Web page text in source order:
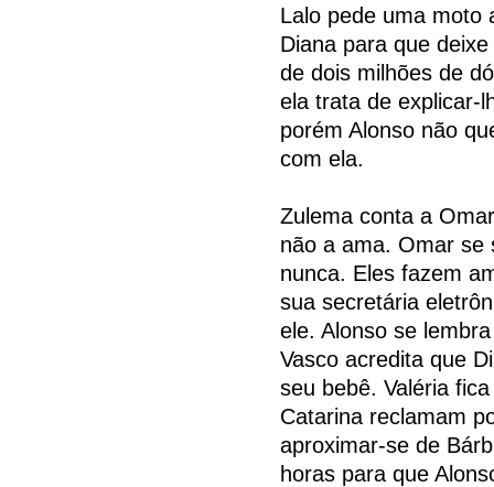
Lalo pede uma moto
Diana para que
de dois milhões de
ela trata de explicar-
porém Alonso não
com ela.
Zulema conta a
não a ama. Omar se
nunca. Eles fazem
sua secretária
ele. Alonso se
Vasco acredita que
seu bebê. Valéria
Catarina reclamam
aproximar-se de
horas para que